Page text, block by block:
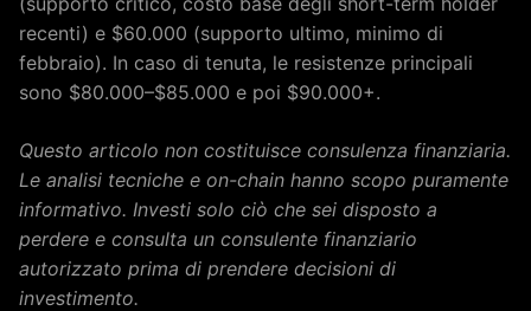
recenti) e $60.000 (supporto ultimo, minimo di
febbraio). In caso di tenuta, le resistenze principali
sono $80.000–$85.000 e poi $90.000+.
Questo articolo non costituisce consulenza finanziaria.
Le analisi tecniche e on-chain hanno scopo puramente
informativo. Investi solo ciò che sei disposto a
perdere e consulta un consulente finanziario
autorizzato prima di prendere decisioni di
investimento.